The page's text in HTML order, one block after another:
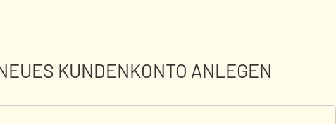
KUNDENKONTO ANLEGEN